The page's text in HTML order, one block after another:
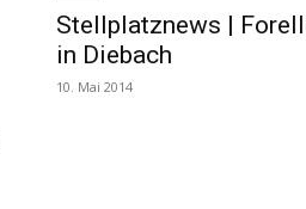
im
Stellplatznews |
in Diebach
10. Mai 2014